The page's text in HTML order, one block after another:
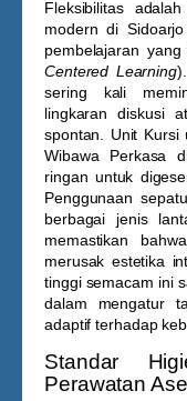
Fleksibilitas
modern di
pembelajaran
Centered Learning
sering kali
lingkaran diskusi
spontan. Unit Kursi
Wibawa Perkasa
ringan untuk
Penggunaan
berbagai jenis
memastikan
merusak estetika
tinggi semacam ini
dalam mengatur
adaptif terhadap
Standar
Perawatan